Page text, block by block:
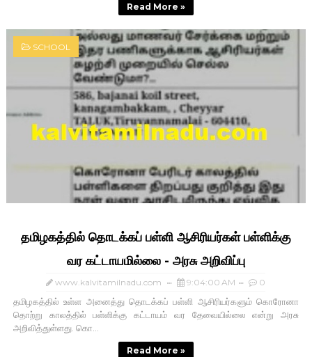
Read More »
SCHOOL
தமிழகத்தில் தொடக்கப் பள்ளி ஆசிரியர்கள் பள்ளிக்கு
வர கட்டாயமில்லை - அரசு அறிவிப்பு
www.kalvitamilnadu.com 9:04:00 AM 0
தமிழகத்தில் உள்ள அனைத்து தொடக்கப் பள்ளி ஆசிரியர்களும் கொரோனா
தொற்று காலத்தில் பள்ளிக்கு கட்டாயம் வர தேவையில்லை என்று அரசு
அறிவித்துள்ளது. கொ...
Read More »